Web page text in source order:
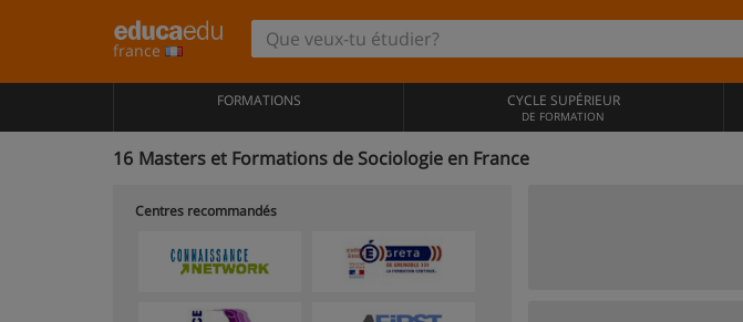
france
FORMATIONS CYCLE SUPÉRIEUR
DE FORMATION
16 Masters et Formations de Sociologie en France
Centres recommandés